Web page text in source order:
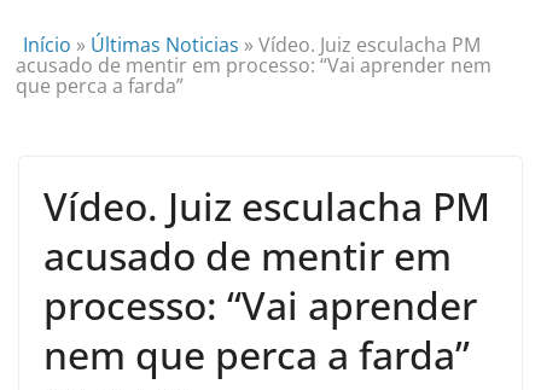
Início » Últimas Noticias »Vídeo. Juiz esculacha PM
acusado de mentir em processo: “Vai aprender nem
que perca a farda”
Vídeo. Juiz esculacha PM
acusado de mentir em
processo: “Vai aprender
nem que perca a farda”